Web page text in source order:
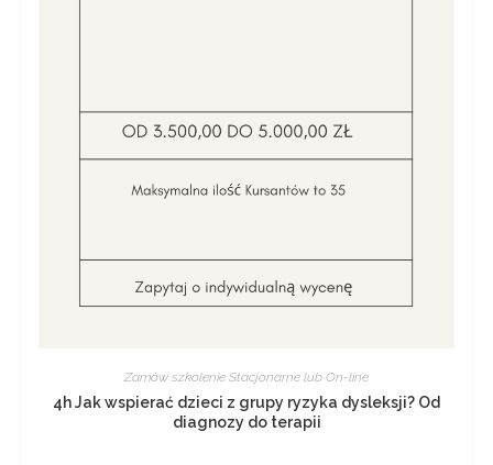
Zamów szkolenie Stacjonarne lub On-line
4h Jak wspierać dzieci z grupy ryzyka dysleksji? Od
diagnozy do terapii